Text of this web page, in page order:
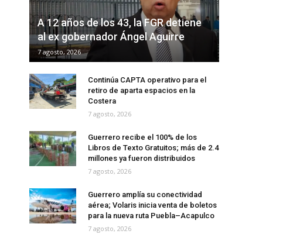
A 12 años de los 43, la FGR detiene
al ex gobernador Ángel Aguirre
7 agosto, 2026
Continúa CAPTA operativo para el
retiro de aparta espacios en la
Costera
7 agosto, 2026
Guerrero recibe el 100% de los
Libros de Texto Gratuitos; más de 2.4
millones ya fueron distribuidos
7 agosto, 2026
Guerrero amplía su conectividad
aérea; Volaris inicia venta de boletos
para la nueva ruta Puebla–Acapulco
7 agosto, 2026